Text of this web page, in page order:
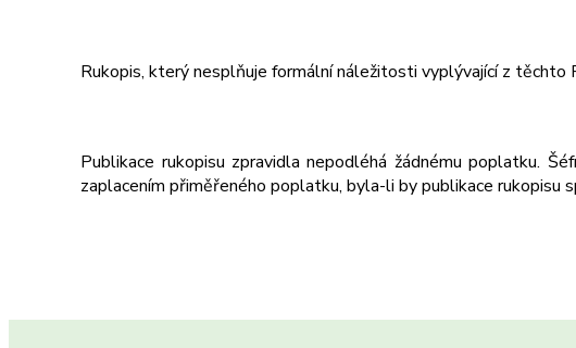
Rukopis, který nesplňuje formální náležitosti vyplývající z těchto
Publikace rukopisu zpravidla nepodléhá žádnému poplatku.
zaplacením přiměřeného poplatku, byla-li by publikace rukopisu